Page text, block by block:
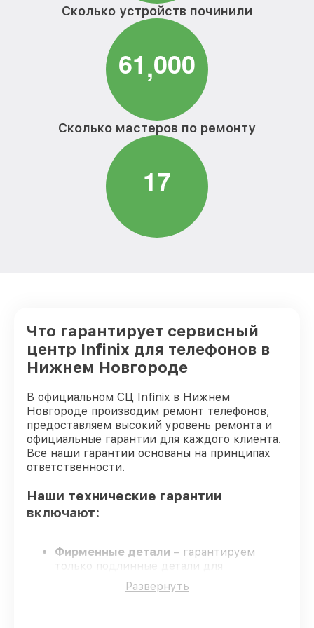
Ремонт системной платы телефона
Бронирование пленкой телефона Infinix
Сколько устройств починили
61,000
Сколько мастеров по ремонту
17
Что гарантирует сервисный
центр Infinix для телефонов в
Нижнем Новгороде
В официальном СЦ Infinix в Нижнем
Новгороде производим ремонт телефонов,
предоставляем высокий уровень ремонта и
официальные гарантии для каждого клиента.
Все наши гарантии основаны на принципах
ответственности.
Наши технические гарантии
включают:
Фирменные детали – гарантируем
только подлинные детали для
Квалифицированные специалисты
Развернуть